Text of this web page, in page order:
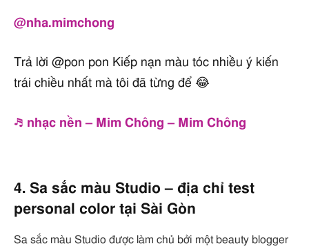
@nha.mimchong
Trả lời @pon pon Kiếp nạn màu tóc nhiều ý kiến
trái chiều nhất mà tôi đã từng để 😂
♬ nhạc nền – Mim Chông – Mim Chông
4. Sa sắc màu Studio – địa chỉ test
personal color tại Sài Gòn
Sa sắc màu Studio được làm chủ bởi một beauty blogger